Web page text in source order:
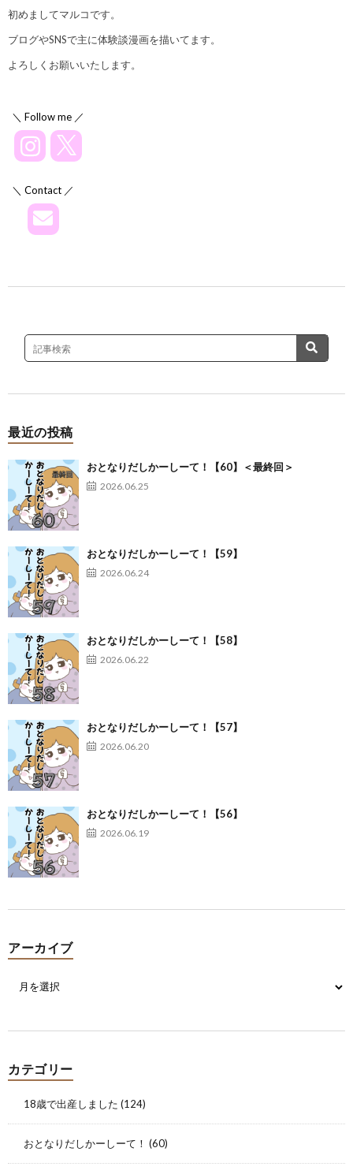
初めましてマルコです。
ブログやSNSで主に体験談漫画を描いてます。
よろしくお願いいたします。
＼ Follow me ／
＼ Contact ／
最近の投稿
おとなりだしかーしーて！【60】＜最終回＞
2026.06.25
おとなりだしかーしーて！【59】
2026.06.24
おとなりだしかーしーて！【58】
2026.06.22
おとなりだしかーしーて！【57】
2026.06.20
おとなりだしかーしーて！【56】
2026.06.19
アーカイブ
カテゴリー
18歳で出産しました (124)
おとなりだしかーしーて！ (60)